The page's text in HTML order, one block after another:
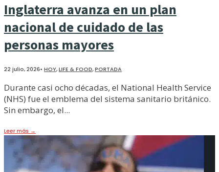
Inglaterra avanza en un plan
nacional de cuidado de las
personas mayores
22 julio, 2026• HOY,LIFE & FOOD,PORTADA
Durante casi ocho décadas, el National Health Service
(NHS) fue el emblema del sistema sanitario británico.
Sin embargo, el...
Leer más →